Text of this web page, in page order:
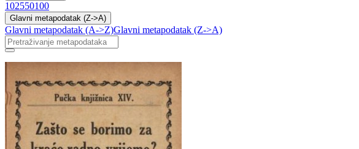
102550100
Glavni metapodatak (Z->A)
Glavni metapodatak (A->Z)Glavni metapodatak (Z->A)